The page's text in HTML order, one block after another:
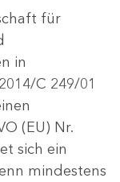
für
in
C 249/01
(EU) Nr.
sich ein
mindestens